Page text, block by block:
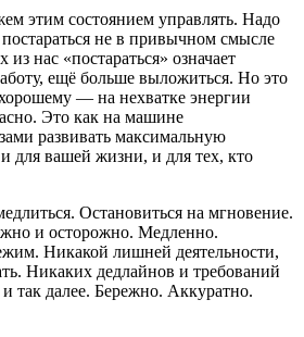
этим состоянием управлять. Надо
постараться не в привычном смысле
нас «постараться» означает
ещё больше выложиться. Но это
— на нехватке энергии
Это как на машине
развивать максимальную
для вашей жизни, и для тех, кто
Остановиться на мгновение.
и осторожно. Медленно.
Никакой лишней деятельности,
Никаких дедлайнов и требований
так далее. Бережно. Аккуратно.